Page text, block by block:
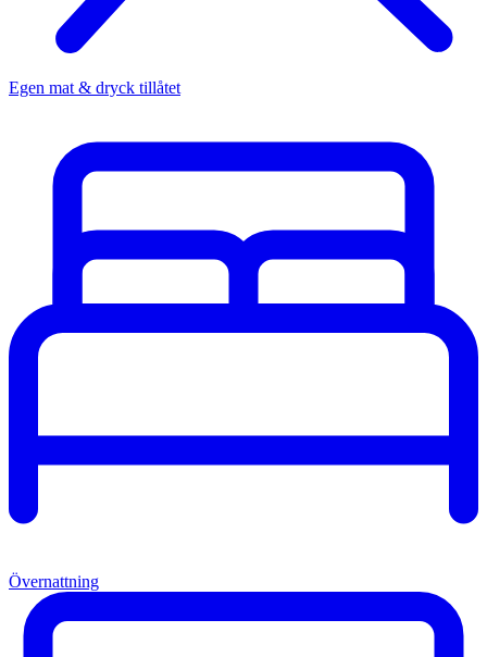
Egen mat & dryck tillåtet
Övernattning